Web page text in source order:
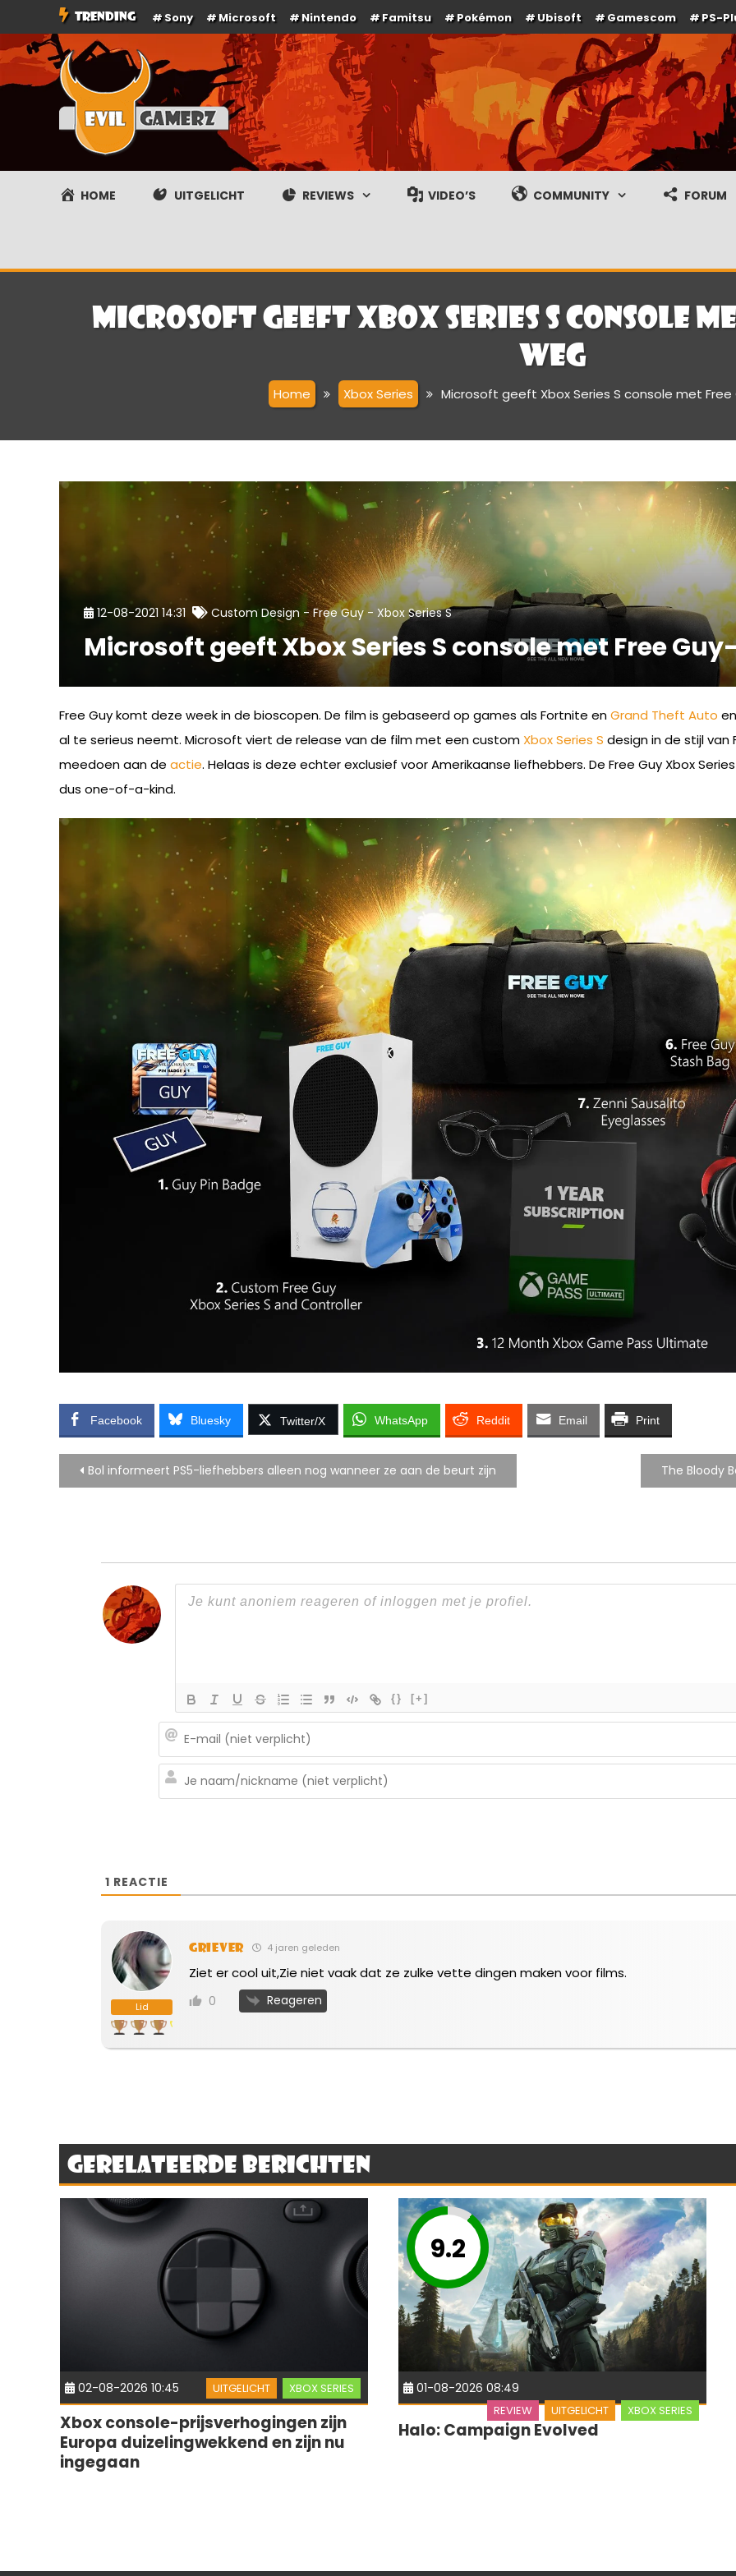
naar
de
TRENDING Sony Microsoft Nintendo Famitsu Pokémon Ubisoft Gamescom PS-
Evilgamerz
Het meest interessante game nieuws, reviews, coverage en gameplay streams
HOME UITGELICHT REVIEWS VIDEO’S COMMUNITY FORUM
Microsoft geeft Xbox Series S console
weg
Home Xbox Series Microsoft geeft Xbox Series S console met
12-08-2021 14:31 Custom Design -Free Guy-Xbox Series S
Microsoft geeft Xbox Series S console met Free
Free Guy komt deze week in de bioscopen. De film is gebaseerd op games als Fortnite enGrand Theft Auto
al te serieus neemt. Microsoft viert de release van de film met een custom Xbox Series S design in de stijl van
meedoen aan de actie. Helaas is deze echter exclusief voor Amerikaanse liefhebbers. De Free Guy Xbox
dus one-of-a-kind.
Facebook Bluesky Twitter/X WhatsApp Reddit Email Print
Bericht
Bol informeert PS5-liefhebbers alleen nog wanneer ze aan de beurt zijn The Bloody
{} [+]
1 REACTIE
Lid
Griever 4 jaren geleden
Ziet er cool uit,Zie niet vaak dat ze zulke vette dingen maken voor films.
0 Reageren
Gerelateerde berichten
02-08-2026 10:45 UITGELICHT XBOX SERIES
Xbox console-prijsverhogingen zijn
Europa duizelingwekkend en zijn nu
ingegaan
9.2
01-08-2026 08:49
REVIEW UITGELICHT XBOX SERIES
Halo: Campaign Evolved